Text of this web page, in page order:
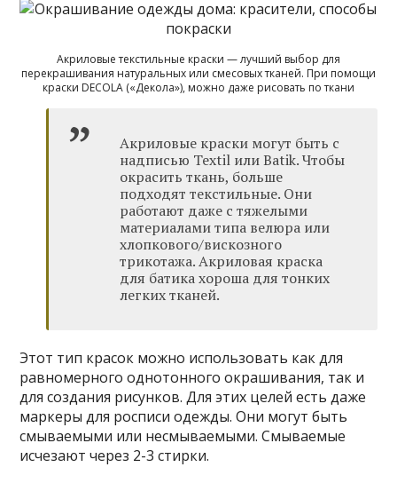
Акриловые текстильные краски — лучший выбор для
перекрашивания натуральных или смесовых тканей. При помощи
краски DECOLA («Декола»), можно даже рисовать по ткани
Акриловые краски могут быть с
надписью Textil или Batik. Чтобы
окрасить ткань, больше
подходят текстильные. Они
работают даже с тяжелыми
материалами типа велюра или
хлопкового/вискозного
трикотажа. Акриловая краска
для батика хороша для тонких
легких тканей.
Этот тип красок можно использовать как для
равномерного однотонного окрашивания, так и
для создания рисунков. Для этих целей есть даже
маркеры для росписи одежды. Они могут быть
смываемыми или несмываемыми. Смываемые
исчезают через 2-3 стирки.